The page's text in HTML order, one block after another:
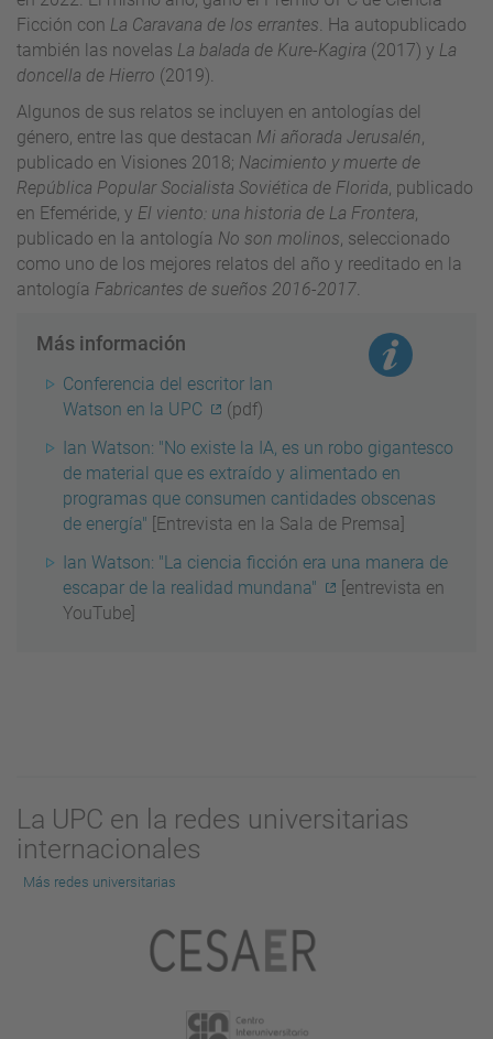
Ficción con La Caravana de los errantes. Ha autopublicado
también las novelas La balada de Kure-Kagira (2017) y La
doncella de Hierro (2019).
Algunos de sus relatos se incluyen en antologías del
género, entre las que destacan Mi añorada Jerusalén,
publicado en Visiones 2018; Nacimiento y muerte de
República Popular Socialista Soviética de Florida, publicado
en Efeméride, y El viento: una historia de La Frontera,
publicado en la antología No son molinos, seleccionado
como uno de los mejores relatos del año y reeditado en la
antología Fabricantes de sueños 2016-2017.
Más información
Conferencia del escritor Ian
Watson en la UPC
(pdf)
Ian Watson: "No existe la IA, es un robo gigantesco
de material que es extraído y alimentado en
programas que consumen cantidades obscenas
de energía" [Entrevista en la Sala de Premsa]
Ian Watson: "La ciencia ficción era una manera de
escapar de la realidad mundana"
[entrevista en
YouTube]
La UPC en la redes universitarias
internacionales
Más redes universitarias